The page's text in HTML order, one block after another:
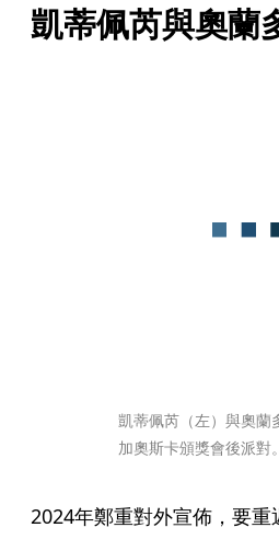
凱蒂佩芮與奧蘭
凱蒂佩芮（左）與奧蘭
加奧斯卡頒獎會後派對
2024年鄭重對外宣佈，要重